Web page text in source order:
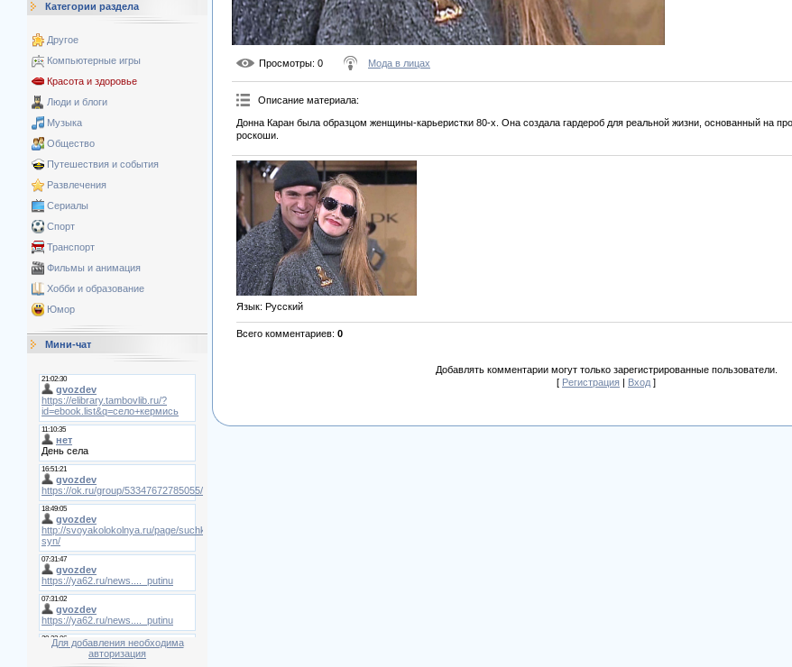
Категории раздела
Другое
Компьютерные игры
Красота и здоровье
Люди и блоги
Музыка
Общество
Путешествия и события
Развлечения
Сериалы
Спорт
Транспорт
Фильмы и анимация
Хобби и образование
Юмор
Мини-чат
Для добавления необходима
авторизация
Просмотры: 0 Мода в лицах
Описание материала:
Донна Каран была образцом женщины-карьеристки 80-х. Она создала гардероб для реальной жизни, основанный на
роскоши.
Язык: Русский
Всего комментариев: 0
Добавлять комментарии могут только зарегистрированные пользователи.
[ Регистрация | Вход ]